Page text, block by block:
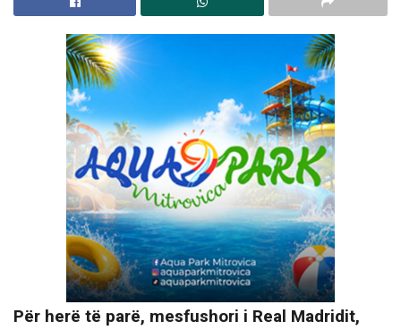
Për herë të parë, mesfushori i Real Madridit,